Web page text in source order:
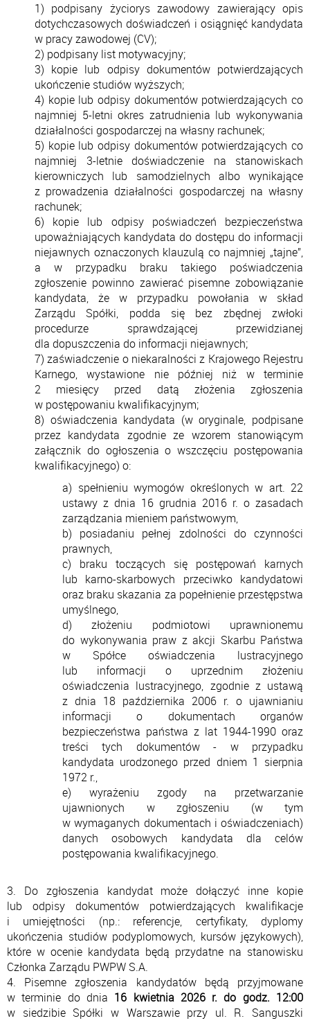
1) podpisany życiorys zawodowy zawierający opis
dotychczasowych doświadczeń i osiągnięć kandydata
w pracy zawodowej (CV);
2) podpisany list motywacyjny;
3) kopie lub odpisy dokumentów potwierdzających
ukończenie studiów wyższych;
4) kopie lub odpisy dokumentów potwierdzających co
najmniej 5-letni okres zatrudnienia lub wykonywania
działalności gospodarczej na własny rachunek;
5) kopie lub odpisy dokumentów potwierdzających co
najmniej 3-letnie doświadczenie na stanowiskach
kierowniczych lub samodzielnych albo wynikające
z prowadzenia działalności gospodarczej na własny
rachunek;
6) kopie lub odpisy poświadczeń bezpieczeństwa
upoważniających kandydata do dostępu do informacji
niejawnych oznaczonych klauzulą co najmniej „tajne”,
a w przypadku braku takiego poświadczenia
zgłoszenie powinno zawierać pisemne zobowiązanie
kandydata, że w przypadku powołania w skład
Zarządu Spółki, podda się bez zbędnej zwłoki
procedurze sprawdzającej przewidzianej
dla dopuszczenia do informacji niejawnych;
7) zaświadczenie o niekaralności z Krajowego Rejestru
Karnego, wystawione nie później niż w terminie
2 miesięcy przed datą złożenia zgłoszenia
w postępowaniu kwalifikacyjnym;
8) oświadczenia kandydata (w oryginale, podpisane
przez kandydata zgodnie ze wzorem stanowiącym
załącznik do ogłoszenia o wszczęciu postępowania
kwalifikacyjnego) o:
a) spełnieniu wymogów określonych w art. 22
ustawy z dnia 16 grudnia 2016 r. o zasadach
zarządzania mieniem państwowym,
b) posiadaniu pełnej zdolności do czynności
prawnych,
c) braku toczących się postępowań karnych
lub karno-skarbowych przeciwko kandydatowi
oraz braku skazania za popełnienie przestępstwa
umyślnego,
d) złożeniu podmiotowi uprawnionemu
do wykonywania praw z akcji Skarbu Państwa
w Spółce oświadczenia lustracyjnego
lub informacji o uprzednim złożeniu
oświadczenia lustracyjnego, zgodnie z ustawą
z dnia 18 października 2006 r. o ujawnianiu
informacji o dokumentach organów
bezpieczeństwa państwa z lat 1944-1990 oraz
treści tych dokumentów - w przypadku
kandydata urodzonego przed dniem 1 sierpnia
1972 r.,
e) wyrażeniu zgody na przetwarzanie
ujawnionych w zgłoszeniu (w tym
w wymaganych dokumentach i oświadczeniach)
danych osobowych kandydata dla celów
postępowania kwalifikacyjnego.
3. Do zgłoszenia kandydat może dołączyć inne kopie
lub odpisy dokumentów potwierdzających kwalifikacje
i umiejętności (np.: referencje, certyfikaty, dyplomy
ukończenia studiów podyplomowych, kursów językowych),
które w ocenie kandydata będą przydatne na stanowisku
Członka Zarządu PWPW S.A.
4. Pisemne zgłoszenia kandydatów będą przyjmowane
w terminie do dnia 16 kwietnia 2026 r. do godz. 12:00
w siedzibie Spółki w Warszawie przy ul. R. Sanguszki